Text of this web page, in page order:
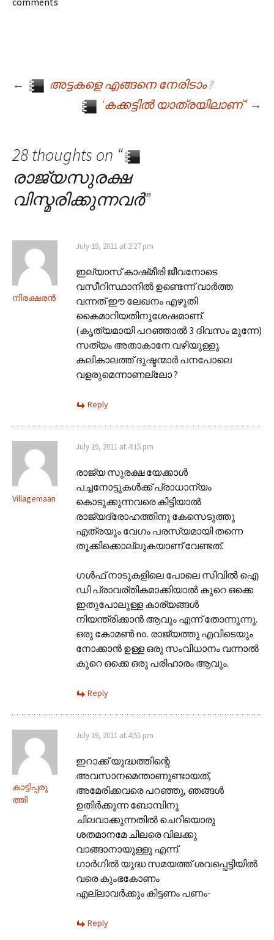
Post navigation
←
അട്ടകളെ എങ്ങനെ നേരിടാം ?
‘കക്കട്ടിൽ യാത്രയിലാണ് ‘ →
28 thoughts on “
രാജ്യസുരക്ഷ
വിസ്മരിക്കുന്നവർ”
നിരക്ഷരൻ
July 19, 2011 at 2:27 pm
ഇല്യാസ് കാഷ്‌മീരി ജീവനോടെ
വസീറിസ്ഥാനിൽ ഉണ്ടെന്ന് വാർത്ത
വന്നത് ഈ ലേഖനം എഴുതി
കൈമാറിയതിനുശേഷമാണ്.
(കൃത്യമായി പറഞ്ഞാൽ 3 ദിവസം മുന്നേ)
സത്യം അതാകാനേ വഴിയുള്ളൂ.
കലികാലത്ത് ദുഷ്ടന്മാർ പനപോലെ
വളരുമെന്നാണല്ലോ ?
Reply
Villagemaan
July 19, 2011 at 4:15 pm
രാജ്യ സുരക്ഷ യേക്കാള്‍
പച്ചനോട്ടുകള്‍ക്ക് പ്രാധാന്യം
കൊടുക്കുന്നവരെ കിട്ടിയാല്‍
രാജ്യദ്രോഹത്തിനു കേസെടുത്തു
എത്രയും വേഗം പരസ്യമായി തന്നെ
തൂക്കിക്കൊല്ലുകയാണ് വേണ്ടത്.
ഗള്‍ഫ് നാടുകളിലെ പോലെ സിവില്‍ ഐ
ഡി പ്രാവര്തികമാക്കിയാല്‍ കുറെ ഒക്കെ
ഇതുപോലുള്ള കാര്യങ്ങള്‍
നിയന്ത്രിക്കാന്‍ ആവും എന്ന് തോന്നുന്നു.
ഒരു കോമണ്‍ no. രാജ്യത്തു എവിടെയും
നോക്കാന്‍ ഉള്ള ഒരു സംവിധാനം വന്നാല്‍
കുറെ ഒക്കെ ഒരു പരിഹാരം ആവും.
Reply
കാട്ടിപ്പരു
ത്തി
July 19, 2011 at 4:51 pm
ഇറാക്ക് യുദ്ധത്തിന്റെ
അവസാനമെന്താണുണ്ടായത്,
അമേരിക്കവരെ പറഞ്ഞു, ഞങ്ങൾ
ഉതിർക്കുന്ന ബോമ്പിനു
ചിലവാക്കുന്നതിൽ ചെറിയൊരു
ശതമാനമേ ചിലരെ വിലക്കു
വാങ്ങാനായുള്ളൂ എന്ന്.
ഗാർഗിൽ യുദ്ധ സമയത്ത് ശവപ്പെട്ടിയിൽ
വരെ കുംഭകോണം
എല്ലാവർക്കും കിട്ടണം പണം-
Reply